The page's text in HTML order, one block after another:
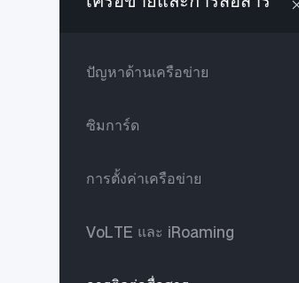
ปัญหาด้านเครือข่าย
ซิมการ์ด
การตั้งค่าเครือข่าย
VoLTE และ iRoaming